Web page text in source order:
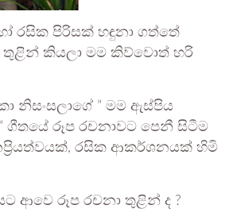
රසික පිරිසක් හඳුනා ගත්තේ
තුළින් කියලා මම කිව්වොත් හරි
නිසංසලාගේ ” මම ඇස්පිය
ගීතයේ රූප රචනාවට පෙනී සිටීම
රසික ආකර්ශනයක් හිමි
ආවෙ රූප රචනා තුළින් ද ?